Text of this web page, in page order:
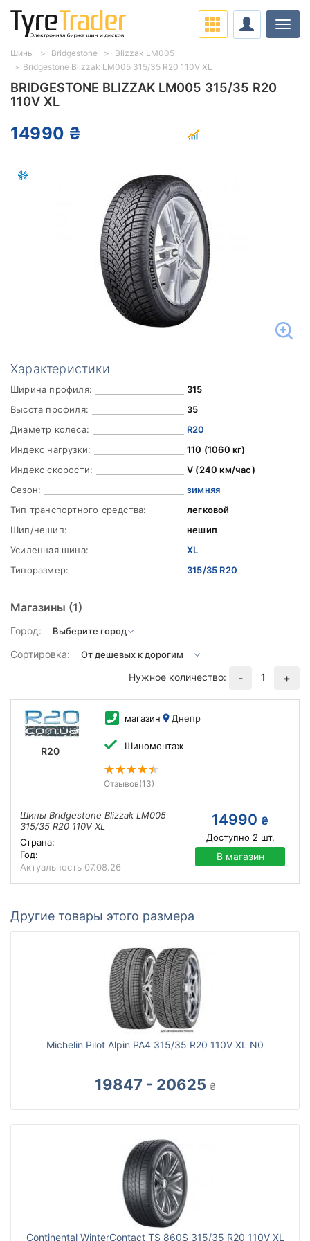
BRIDGESTONE BLIZZAK LM005 315/35 R20
110V XL
14990 ₴
Характеристики
Ширина профиля:
315
Высота профиля:
35
Диаметр колеса:
R20
Индекс нагрузки:
110 (1060 кг)
Индекс скорости:
V (240 км/час)
Сезон:
зимняя
Тип транспортного средства:
легковой
Шип/нешип:
нешип
Усиленная шина:
XL
Типоразмер:
315/35 R20
Магазины (1)
Город:
Сортировка:
Нужное количество:
- 1 +
R20
магазин Днепр
Шиномонтаж
Отзывов(13)
Шины Bridgestone Blizzak LM005
315/35 R20 110V XL
Страна:
Год:
Актуальность 07.08.26
14990 ₴
Доступно 2 шт.
В магазин
Другие товары этого размера
Michelin Pilot Alpin PA4 315/35 R20 110V XL N0
19847 - 20625 ₴
Continental WinterContact TS 860S 315/35 R20 110V XL
Шины Bridgestone
Blizzak LM005
Bridgestone Blizzak LM005 315/35 R20 110V XL